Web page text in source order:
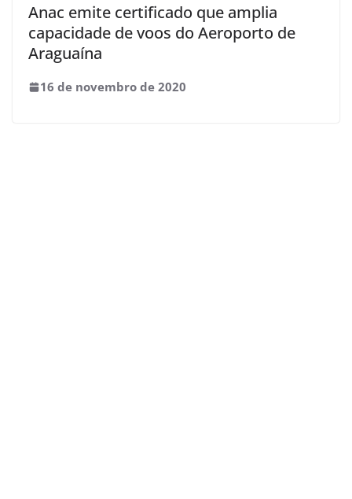
Anac emite certificado que amplia
capacidade de voos do Aeroporto de
Araguaína
16 de novembro de 2020